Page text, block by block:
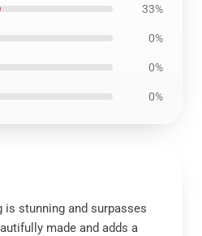
33%
0%
0%
0%
is stunning and surpasses
made and adds a